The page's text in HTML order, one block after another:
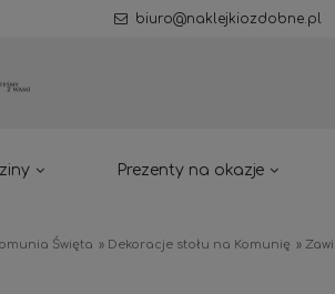
biuro@naklejkiozdobne.pl
Prezenty na okazje
Święta » Dekoracje stołu na Komunię »